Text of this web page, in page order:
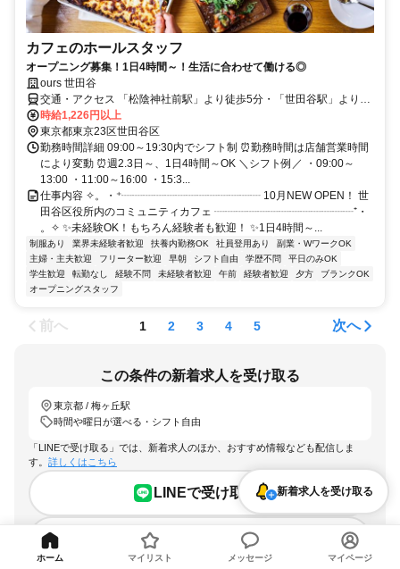
カフェのホールスタッフ
オープニング募集！1日4時間～！生活に合わせて働ける◎
ours 世田谷
交通・アクセス 「松陰神社前駅」より徒歩5分・「世田谷駅」より徒
歩5分
時給1,226円以上
東京都東京23区世田谷区
勤務時間詳細 09:00～19:30内でシフト制 ⏰勤務時間は店舗営業時間
により変動 ⏰週2.3日～、1日4時間～OK ＼シフト例／ ・09:00～
13:00 ・11:00～16:00 ・15:3...
仕事内容 ✧。・⁺┈┈┈┈┈┈┈┈┈┈┈┈┈ 10月NEW OPEN！ 世
田谷区役所内のコミュニティカフェ ┈┈┈┈┈┈┈┈┈┈┈┈┈⁺・
。✧ ✨未経験OK！もちろん経験者も歓迎！ ✨1日4時間～...
制服あり 業界未経験者歓迎 扶養内勤務OK 社員登用あり
副業・WワークOK
主婦・主夫歓迎
フリーター歓迎 早朝 シフト自由 学歴不問
平日のみOK
学生歓迎
転勤なし 経験不問 未経験者歓迎 午前 経験者歓迎 夕方
ブランクOK
オープニングスタッフ
前へ 1 2 3 4 5 次へ
この条件の新着求人を受け取る
東京都 / 梅ヶ丘駅
時間や曜日が選べる・シフト自由
「LINEで受け取る」では、新着求人のほか、おすすめ情報なども配信しま
す。 詳しくはこちら
LINEで受け取る
メールで受け取る
新着求人を受け取る
ホーム マイリスト メッセージ マイページ